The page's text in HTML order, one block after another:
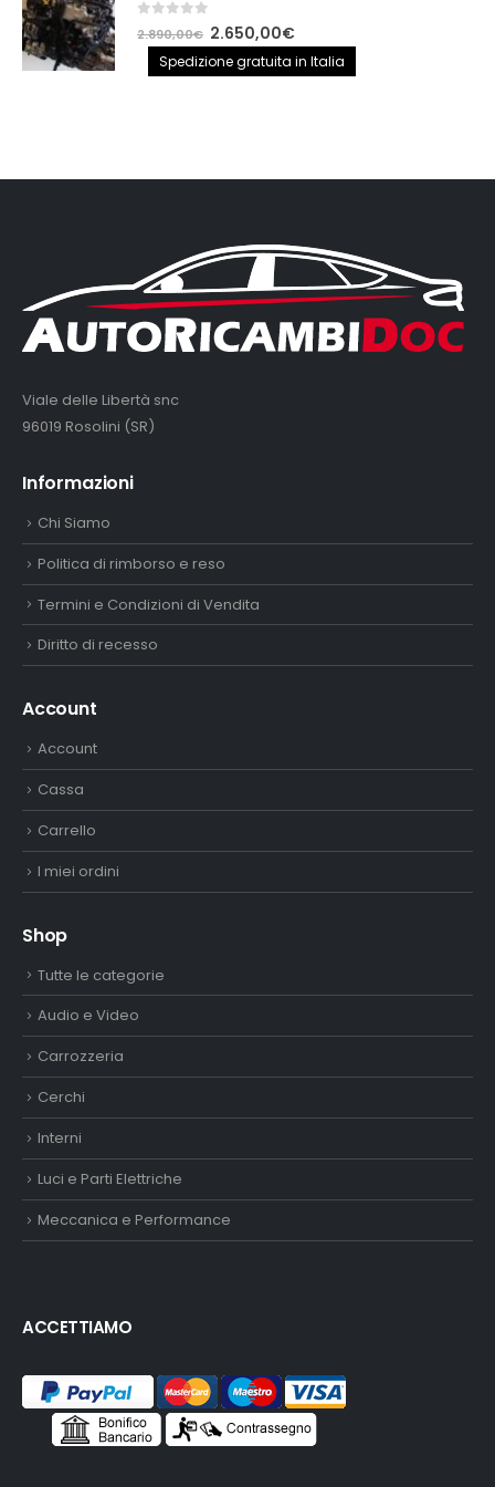
out of 5
2.890,00€ Il
prezzo
originale
2.650,00€Il
prezzo
attuale
Spedizione gratuita in Italia
Viale delle Libertà snc
96019 Rosolini (SR)
Informazioni
Chi Siamo
Politica di rimborso e reso
Termini e Condizioni di Vendita
Diritto di recesso
Account
Account
Cassa
Carrello
I miei ordini
Shop
Tutte le categorie
Audio e Video
Carrozzeria
Cerchi
Interni
Luci e Parti Elettriche
Meccanica e Performance
ACCETTIAMO